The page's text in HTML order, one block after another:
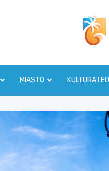
MIASTO KULTURA I